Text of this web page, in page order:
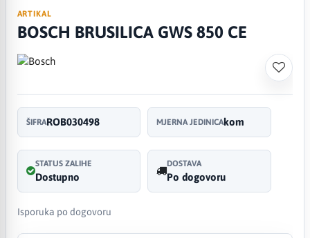
ARTIKAL
BOSCH BRUSILICA GWS 850 CE
ŠIFRAROB030498 MJERNA JEDINICAkom
STATUS ZALIHE
Dostupno
DOSTAVA
Po dogovoru
Isporuka po dogovoru